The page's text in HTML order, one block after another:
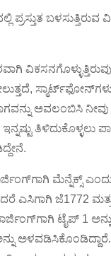
ಪ್ರಸ್ತುತ
ಅವಲಂಬಿಸಿ ನೀವು
ಇನ್ನಷ್ಟು
ಮೆನ್ನೆಕ್ಸ್
ಎಸಿಗಾಗಿ ಜೆ1772
ಟೈಪ್ 1